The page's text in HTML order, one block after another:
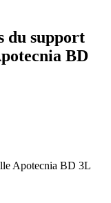
du support
BD
Apotecnia BD 3L